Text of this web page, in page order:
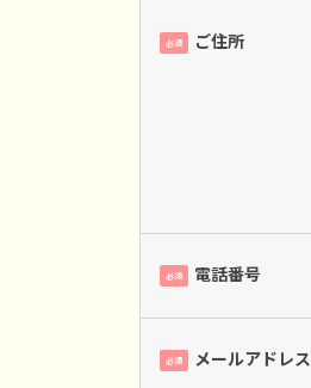
必須 ご住所
必須 電話番号
必須 メールアドレス